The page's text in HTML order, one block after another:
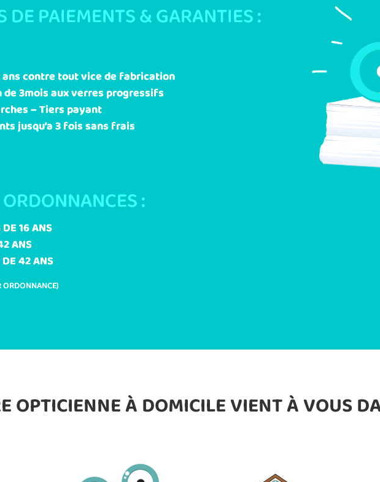
DE PAIEMENTS & GARANTIES :
ans contre tout vice de fabrication
de 3mois aux verres progressifs
– Tiers payant
jusqu’a 3 fois sans frais
:
16 ANS
ANS
42 ANS
OPTICIENNE À DOMICILE VIENT À VOUS